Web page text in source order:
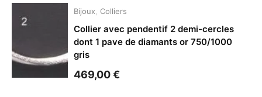
Bijoux Colliers
Collier avec pendentif 2 demi-cercles
dont 1 pave de diamants or 750/1000
gris
469,00€